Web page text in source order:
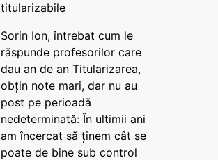
titularizabile
Sorin Ion, întrebat cum le
răspunde profesorilor care
dau an de an Titularizarea,
obțin note mari, dar nu au
post pe perioadă
nedeterminată: În ultimii ani
am încercat să ținem cât se
poate de bine sub control